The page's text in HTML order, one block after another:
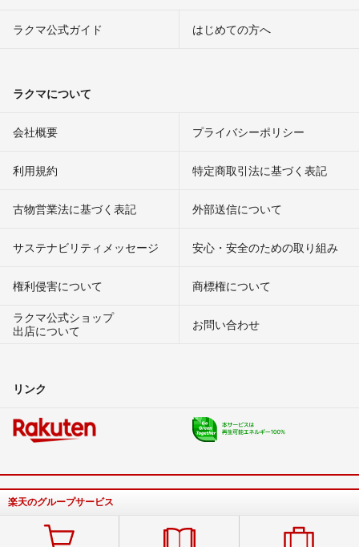
ラクマ公式ガイド はじめての方へ
ラクマについて
会社概要 プライバシーポリシー
利用規約 特定商取引法に基づく表記
古物営業法に基づく表記 外部送信について
サステナビリティメッセージ 安心・安全のための取り組み
権利侵害について
商標権について
ラクマ公式ショップ
出店について
お問い合わせ
リンク
楽天のグループサービス